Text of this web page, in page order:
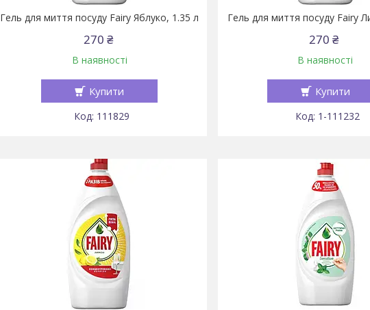
Гель для миття посуду Fairy Яблуко, 1.35 л
270 ₴
В наявності
Купити
111829
Гель для миття посуду Fairy
270 ₴
В наявності
Купити
1-111232